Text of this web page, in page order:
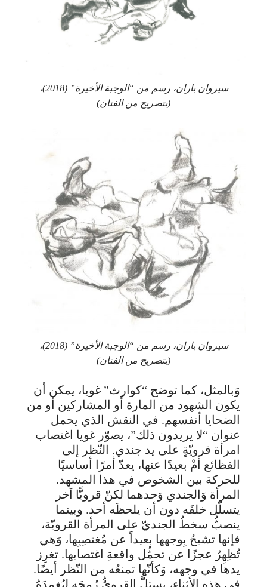
سيروان باران، رسم من “الوجبة الأخيرة” (2018)،
(بتصريح من الفنان)
سيروان باران، رسم من “الوجبة الأخيرة” (2018)،
(بتصريح من الفنان)
وَبالمثل، كما توضح “كوارث” غويا، يمكن أن
يكون الشهود من المارة أو المشاركين أو من
الضحايا أنفسهم. في النقش الذي يحمل
عنوان “لا يريدون ذلك”، يصوّر غويا اغتصاب
امرأة قرويّةٍ على يد جندي. النّظر إلى
الفظائع أَمْ بعيدًا عنها، يعدّ أمرًا أساسيًا
للحركة بين الشخوص في هذا المشهد.
المرأة وَالجندي وَحدهما لكنّ قرويًّا آخر
يتسلّل خلفَه دون أن يلحظَه أحد. وبينما
ينصبُّ سخطُ الجنديّ على المرأة القرويّة،
فإنها تشيحُ بِوجهها بعيداً عن مُغتصِبِها، وَهي
تُظِهِرُ عجزًا عن تحمُّل واقعةِ اغتصابها. تغرِز
يدها في وجهه، وَكأنّها تمنعُه ​​من النّظر أيضًا.
في هذه الأثناء، يستلُّ القرويُّ رُمحَه ليُغمِدَهُ